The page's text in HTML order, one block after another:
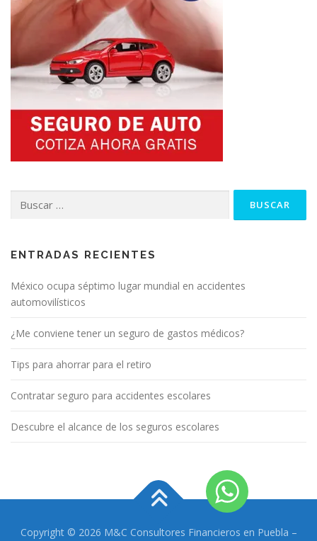
ENTRADAS RECIENTES
México ocupa séptimo lugar mundial en accidentes
automovilísticos
¿Me conviene tener un seguro de gastos médicos?
Tips para ahorrar para el retiro
Contratar seguro para accidentes escolares
Descubre el alcance de los seguros escolares
Copyright © 2026 M&C Consultores Financieros en Puebla –